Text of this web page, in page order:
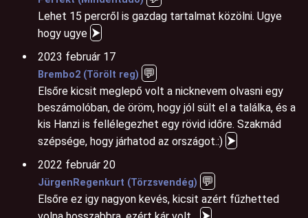
Lehet 15 percről is gazdag tartalmat közölni. Ugye
hogy ugye ⮞
2023 február 17
Brembo2 (Törölt reg) 💬
Elsőre kicsit meglepő volt a nicknevem olvasni egy
beszámolóban, de öröm, hogy jól sült el a találka, és a
kis Hanzi is fellélegezhet egy rövid időre. Szakmád
szépsége, hogy járhatod az országot.:) ⮞
2022 február 20
JürgenRegenkurt (Törzsvendég) 💬
Elsőre ez igy nagyon kevés, kicsit azért fűzhetted